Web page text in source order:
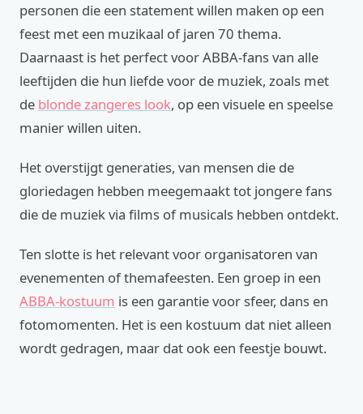
personen die een statement willen maken op een
feest met een muzikaal of jaren 70 thema.
Daarnaast is het perfect voor ABBA-fans van alle
leeftijden die hun liefde voor de muziek, zoals met
de blonde zangeres look, op een visuele en speelse
manier willen uiten.
Het overstijgt generaties, van mensen die de
gloriedagen hebben meegemaakt tot jongere fans
die de muziek via films of musicals hebben ontdekt.
Ten slotte is het relevant voor organisatoren van
evenementen of themafeesten. Een groep in een
ABBA-kostuum is een garantie voor sfeer, dans en
fotomomenten. Het is een kostuum dat niet alleen
wordt gedragen, maar dat ook een feestje bouwt.